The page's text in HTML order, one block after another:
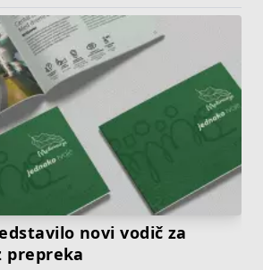
novi vodič za
prepreka